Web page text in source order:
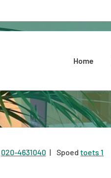
Home
Tel:
020-4631040 Spoed toets 1